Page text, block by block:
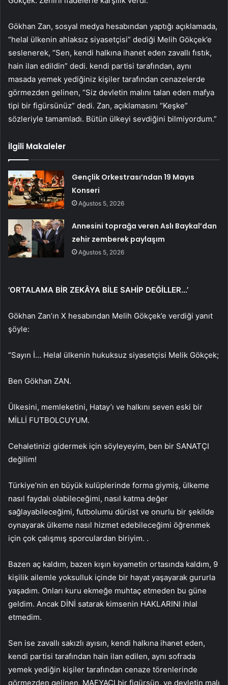
Gökhan Zan, sosyal medya hesabından yaptığı açıklamada,
“helal ülkenin ahlaksız siyasetçisi” dediği Melih Gökçek’e
seslenerek, “Sen, kendi halkına ihanet eden zavallı fıstık,
hain ilan edildin” dedi. kendi partisi tarafından, aynı
masada yemek yediğiniz kişiler tarafından cenazelerde
görmezden gelinen, “Siz devletin malını talan eden mafya
tipi bir figürsünüz” dedi. Zan, açıklamasını “Keşke”
sözleriyle tamamladı. Bütün ülkeyi sevdiğini bilmiyordum.”
İlgili Makaleler
Gençlik Orkestrası’ndan 19 Mayıs
Konseri
Ağustos 5, 2026
Annesini toprağa veren Aslı Baykal’dan
zehir zemberek paylaşım
Ağustos 5, 2026
‘ORTALAMA BİR ZEKÂYA BİLE SAHİP DEĞİLLER…’
Gökhan Zan’ın X hesabından Melih Gökçek’e verdiği yanıt
şöyle:
“Sayın İ… Helal ülkenin hukuksuz siyasetçisi Melik Gökçek;
Ben Gökhan ZAN.
Ülkesini, memleketini, Hatay’ı ve halkını seven eski bir
MİLLİ FUTBOLCUYUM.
Cehaletinizi gidermek için söyleyeyim, ben bir SANATÇI
değilim!
Türkiye’nin en büyük kulüplerinde forma giymiş, ülkeme
nasıl faydalı olabileceğimi, nasıl katma değer
sağlayabileceğimi, futbolumu dürüst ve onurlu bir şekilde
oynayarak ülkeme nasıl hizmet edebileceğimi öğrenmek
için çok çalışmış sporculardan biriyim. .
Bazen aç kaldım, bazen kışın kıyametin ortasında kaldım, 9
kişilik ailemle yoksulluk içinde bir hayat yaşayarak gururla
yaşadım. Onları kuru ekmeğe muhtaç etmeden bu güne
geldim. Ancak DİNİ satarak kimsenin HAKLARINI ihlal
etmedim.
Sen ise zavallı sakızlı ayısın, kendi halkına ihanet eden,
kendi partisi tarafından hain ilan edilen, aynı sofrada
yemek yediğin kişiler tarafından cenaze törenlerinde
görmezden gelinen, MAFYACI bir figürsün, ve devletin malı